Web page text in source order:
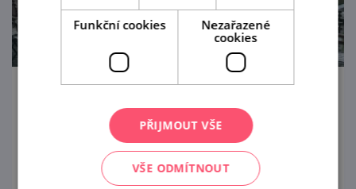
2. 7. — 31. 8. '26
Přirozené a smysluplné spojení dvou
Funkční cookies
Nezařazené
cookies
PŘIJMOUT VŠE
VŠE ODMÍTNOUT